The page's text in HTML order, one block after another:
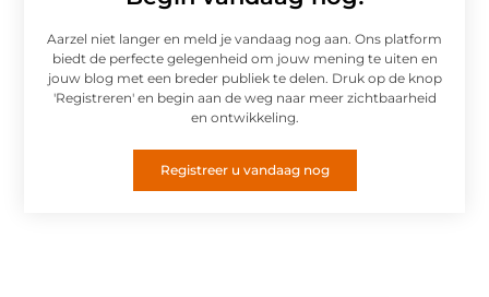
Aarzel niet langer en meld je vandaag nog aan. Ons platform
biedt de perfecte gelegenheid om jouw mening te uiten en
jouw blog met een breder publiek te delen. Druk op de knop
'Registreren' en begin aan de weg naar meer zichtbaarheid
en ontwikkeling.
Registreer u vandaag nog